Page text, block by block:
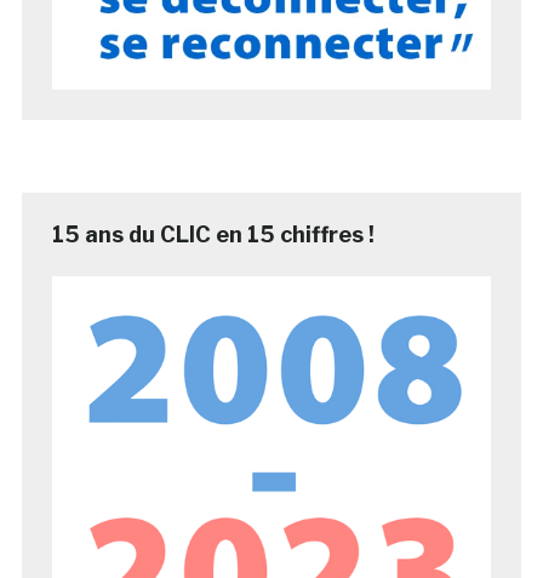
15 ans du CLIC en 15 chiffres !